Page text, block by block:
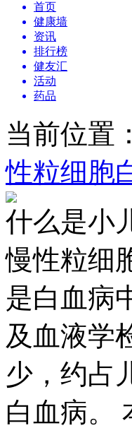
首页
健康墙
资讯
排行榜
健友汇
活动
药品
当前位置
性粒细胞
什么是小
慢性粒细
是白血病
及血液学
少，约占
白血病。